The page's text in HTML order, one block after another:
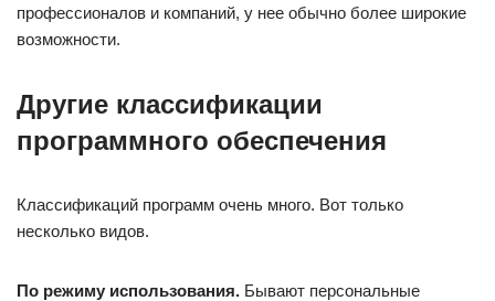
профессионалов и компаний, у нее обычно более широкие
возможности.
Другие классификации
программного обеспечения
Классификаций программ очень много. Вот только
несколько видов.
По режиму использования. Бывают персональные